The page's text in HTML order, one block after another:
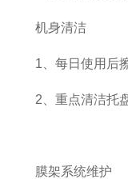
‌机身清洁‌
1、每日使用后
2、重点清洁托
‌膜架系统维护‌